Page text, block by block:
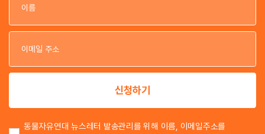
이
이
신청하기
동물자유연대 뉴스레터 발송관리를 위해 이름, 이메일주소를